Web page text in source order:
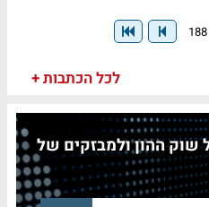
לכל הכתבות +
שוק ההון ולמבזקים של